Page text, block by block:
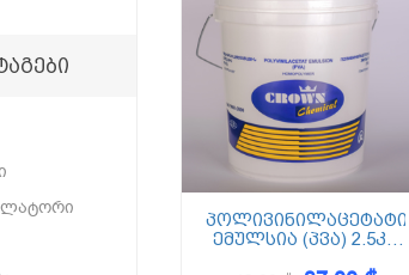
პოლივინილაცეტატის
ემულსია (პვა) 2.5კგ